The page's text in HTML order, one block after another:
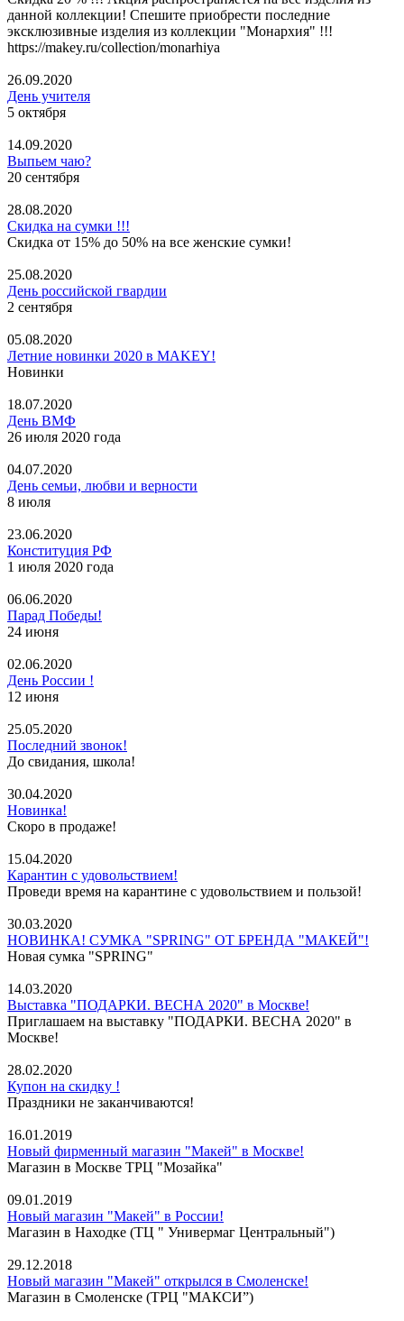
данной коллекции! Спешите приобрести последние
эксклюзивные изделия из коллекции "Монархия" !!!
https://makey.ru/collection/monarhiya
26.09.2020
День учителя
5 октября
14.09.2020
Выпьем чаю?
20 сентября
28.08.2020
Скидка на сумки !!!
Скидка от 15% до 50% на все женские сумки!
25.08.2020
День российской гвардии
2 сентября
05.08.2020
Летние новинки 2020 в MAKEY!
Новинки
18.07.2020
День ВМФ
26 июля 2020 года
04.07.2020
День семьи, любви и верности
8 июля
23.06.2020
Конституция РФ
1 июля 2020 года
06.06.2020
Парад Победы!
24 июня
02.06.2020
День России !
12 июня
25.05.2020
Последний звонок!
До свидания, школа!
30.04.2020
Новинка!
Скоро в продаже!
15.04.2020
Карантин с удовольствием!
Проведи время на карантине с удовольствием и пользой!
30.03.2020
НОВИНКА! СУМКА "SPRING" ОТ БРЕНДА "МАКЕЙ"!
Новая сумка "SPRING"
14.03.2020
Выставка "ПОДАРКИ. ВЕСНА 2020" в Москве!
Приглашаем на выставку "ПОДАРКИ. ВЕСНА 2020" в
Москве!
28.02.2020
Купон на скидку !
Праздники не заканчиваются!
16.01.2019
Новый фирменный магазин "Макей" в Москве!
Магазин в Москве ТРЦ "Мозайка"
09.01.2019
Новый магазин "Макей" в России!
Магазин в Находке (ТЦ " Универмаг Центральный")
29.12.2018
Новый магазин "Макей" открылся в Смоленске!
Магазин в Смоленске (ТРЦ "МАКСИ”)